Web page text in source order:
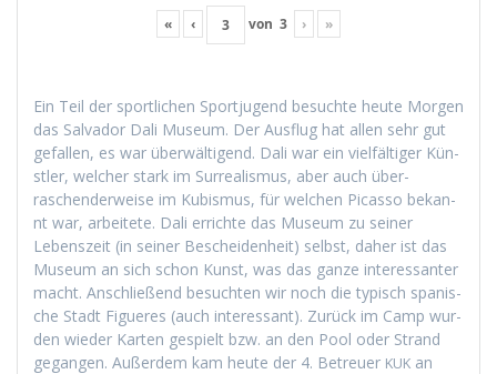
« ‹ von 3 › »
Ein Teil der sportlichen Sportju­gend besuchte heute Mor­gen
das Sal­vador Dali Muse­um. Der Aus­flug hat allen sehr gut
gefall­en, es war über­wälti­gend. Dali war ein vielfältiger Kün­
stler, welch­er stark im Sur­re­al­is­mus, aber auch über­
raschen­der­weise im Kubis­mus, für welchen Picas­so bekan­
nt war, arbeit­ete. Dali errichte das Muse­um zu sein­er
Leben­szeit (in sein­er Beschei­den­heit) selb­st, daher ist das
Muse­um an sich schon Kun­st, was das ganze inter­es­san­ter
macht. Anschließend besucht­en wir noch die typ­isch spanis­
che Stadt Figueres (auch inter­es­sant). Zurück im Camp wur­
den wieder Karten gespielt bzw. an den Pool oder Strand
gegan­gen. Außer­dem kam heute der 4. Betreuer KUK an